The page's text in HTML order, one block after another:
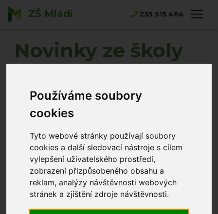
Používáme soubory
cookies
Tyto webové stránky používají soubory
cookies a další sledovací nástroje s cílem
vylepšení uživatelského prostředí,
zobrazení přizpůsobeného obsahu a
reklam, analýzy návštěvnosti webových
stránek a zjištění zdroje návštěvnosti.
ZŠ Mládí 235 515 464
Novinky ze školy
Nabídka kurzů angličtiny ve škole s rodilým
mluvčím